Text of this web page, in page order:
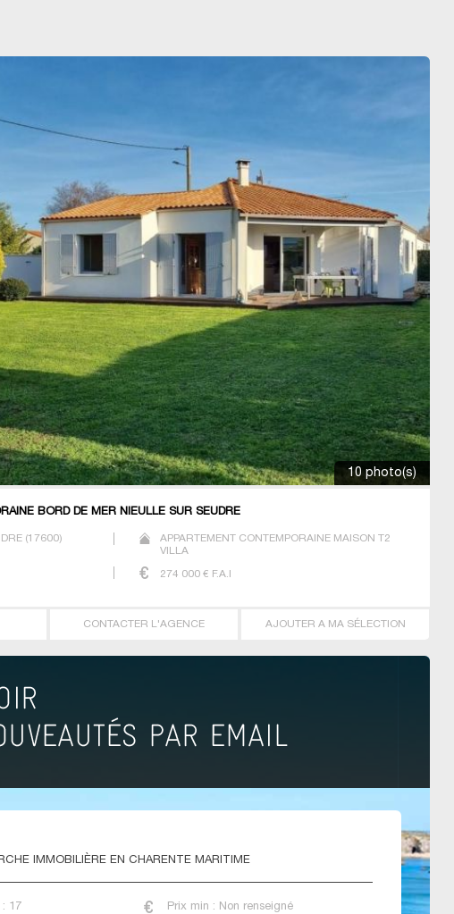
10 photo(s)
BORD DE MER NIEULLE SUR SEUDRE
(17600)
APPARTEMENT CONTEMPORAINE MAISON T2
VILLA
274 000 € F.A.I
CONTACTER L'AGENCE AJOUTER A MA SÉLECTION
IMMOBILIÈRE EN CHARENTE MARITIME
: 17 Prix min : Non renseigné